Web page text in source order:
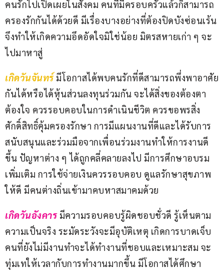
คนรักไปเปิดเผยในสังคม คนที่มีครอบครัวแล้วก็สามารถ
ครองรักกันได้ด้วยดี มีเรื่องบางอย่างที่ต้องปิดบังซ่อนเร้น
จึงทำให้เกิดความอึดอัดใจมิใช่น้อย มิตรสหายเก่า ๆ จะ
ไปมาหาสู่
เกิดวันจันทร์ มีโอกาสได้พบคนรักที่ดีสามารถพึ่งพาอาศัย
กันได้หรือได้หุ้นส่วนลงทุนร่วมกัน จะได้สิ่งของต้องตา
ต้องใจ ควรรอบคอบในการดำเนินชีวิต ควรขอพรสิ่ง
ศักดิ์สิทธิ์คุ้มครองรักษา การมีแผนงานที่ดีและได้รับการ
สนับสนุนและร่วมมือจากเพื่อนร่วมงานทำให้การงานดี
ขึ้น ปัญหาต่าง ๆ ได้ถูกคลี่คลายลงไป มีการศึกษาอบรม
เพิ่มเติม การใช้จ่ายเงินควรรอบคอบ ดูแลรักษาสุขภาพ
ให้ดี มีคนต่างถิ่นเข้ามาคบหาสมาคมด้วย
เกิดวันอังคาร มีความรอบคอบรู้ผิดชอบชั่วดี รู้เห็นตาม
ความเป็นจริง ระมัดระวังจะมีอุบัติเหตุ เกิดการบาดเจ็บ
คนที่ยังไม่มีงานทำจะได้ทำงานที่ชอบและเหมาะสม จะ
ทุ่มเทให้เวลากับการทำงานมากขึ้น มีโอกาสได้ศึกษา